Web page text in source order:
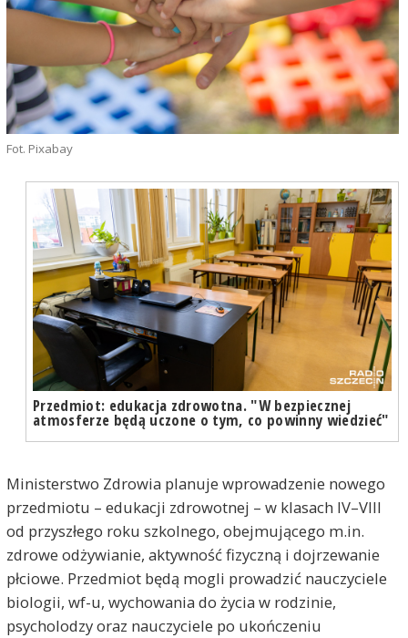
Fot. Pixabay
Przedmiot: edukacja zdrowotna. "W bezpiecznej
atmosferze będą uczone o tym, co powinny wiedzieć"
Ministerstwo Zdrowia planuje wprowadzenie nowego
przedmiotu – edukacji zdrowotnej – w klasach IV–VIII
od przyszłego roku szkolnego, obejmującego m.in.
zdrowe odżywianie, aktywność fizyczną i dojrzewanie
płciowe. Przedmiot będą mogli prowadzić nauczyciele
biologii, wf-u, wychowania do życia w rodzinie,
psycholodzy oraz nauczyciele po ukończeniu